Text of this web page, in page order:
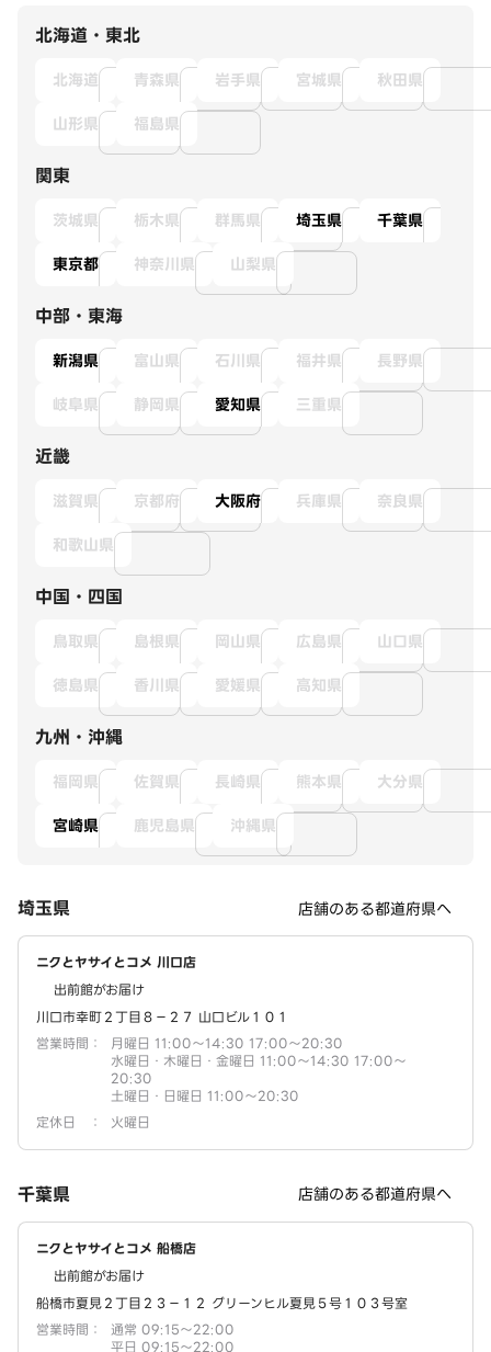
北海道・東北
北海道 青森県 岩手県 宮城県
秋田県
山形県
福島県
関東
茨城県 栃木県 群馬県 埼玉県
千葉県
東京都
神奈川県 山梨県
中部・東海
新潟県 富山県 石川県 福井県
長野県
岐阜県
静岡県 愛知県 三重県
近畿
滋賀県 京都府 大阪府 兵庫県
奈良県
和歌山県
中国・四国
鳥取県 島根県 岡山県 広島県
山口県
徳島県
香川県 愛媛県 高知県
九州・沖縄
福岡県 佐賀県 長崎県 熊本県
大分県
宮崎県
鹿児島県 沖縄県
埼玉県 店舗のある都道府県へ
ニクとヤサイとコメ 川口店
出前館がお届け
川口市幸町２丁目８－２７ 山口ビル１０１
営業時間 ：
月曜日 11:00～14:30 17:00～20:30
水曜日・木曜日・金曜日 11:00～14:30 17:00～
20:30
土曜日・日曜日 11:00～20:30
定休日
： 火曜日
千葉県 店舗のある都道府県へ
ニクとヤサイとコメ 船橋店
出前館がお届け
船橋市夏見２丁目２３－１２ グリーンヒル夏見５号１０３号室
営業時間 ：
通常 09:15～22:00
平日 09:15～22:00